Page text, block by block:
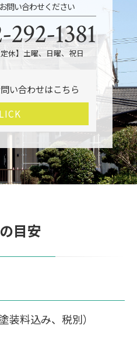
問い合わせください
292-1381
休】土曜、日曜、祝日
い合わせはこちら
目安
装料込み、税別）